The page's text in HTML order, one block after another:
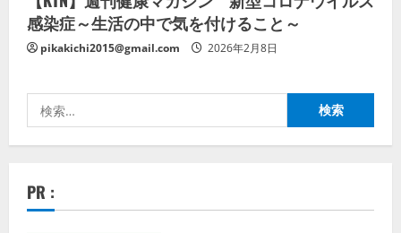
感染症～生活の中で気を付けること～
pikakichi2015@gmail.com 2026年2月8日
索:
PR :